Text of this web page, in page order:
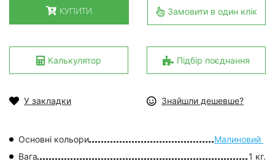
КУПИТИ Замовити в один клік
Калькулятор Підбір поєднання
У закладки Знайшли дешевше?
Основні кольори
Малиновий
Вага
1 кг.